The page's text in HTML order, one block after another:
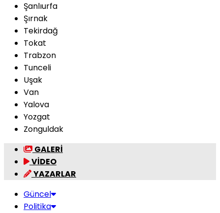
Şanlıurfa
Şırnak
Tekirdağ
Tokat
Trabzon
Tunceli
Uşak
Van
Yalova
Yozgat
Zonguldak
GALERİ
VİDEO
YAZARLAR
Güncel
Politika